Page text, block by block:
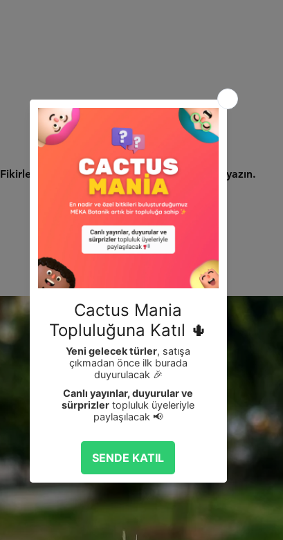
Henüz Değerlendirme Yok
Fikirlerinizi paylaşın. İlk değerlendirmeyi siz yazın.
Değerlendirme Yap